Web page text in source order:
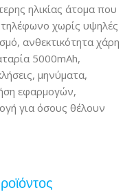
ηλικίας άτομα που
χωρίς υψηλές
ανθεκτικότητα χάρη
5000mAh,
μηνύματα,
εφαρμογών,
για όσους θέλουν